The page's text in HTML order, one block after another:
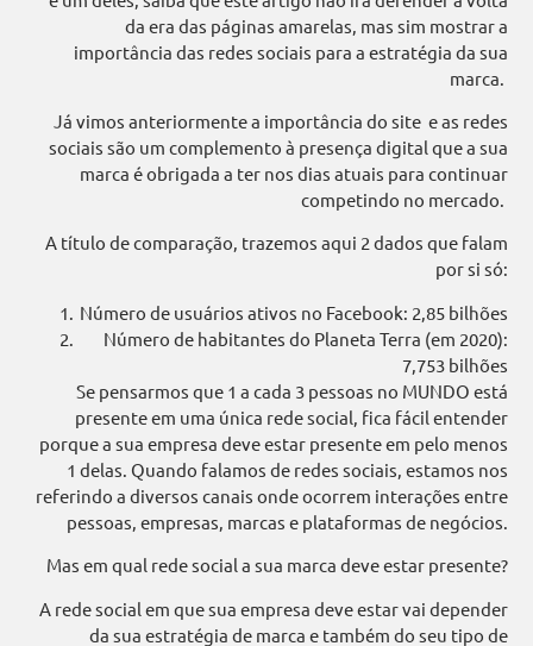
da era das páginas amarelas, mas sim mostrar a
importância das redes sociais para a estratégia da sua
marca.
Já vimos anteriormente a importância do site e as redes
sociais são um complemento à presença digital que a sua
marca é obrigada a ter nos dias atuais para continuar
competindo no mercado.
A título de comparação, trazemos aqui 2 dados que falam
por si só:
Número de usuários ativos no Facebook: 2,85 bilhões
Número de habitantes do Planeta Terra (em 2020):
7,753 bilhões
Se pensarmos que 1 a cada 3 pessoas no MUNDO está
presente em uma única rede social, fica fácil entender
porque a sua empresa deve estar presente em pelo menos
1 delas. Quando falamos de redes sociais, estamos nos
referindo a diversos canais onde ocorrem interações entre
pessoas, empresas, marcas e plataformas de negócios.
Mas em qual rede social a sua marca deve estar presente?
A rede social em que sua empresa deve estar vai depender
da sua estratégia de marca e também do seu tipo de